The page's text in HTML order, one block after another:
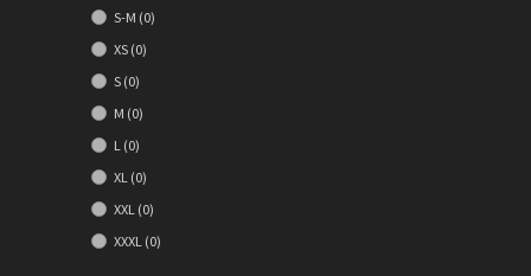
S-M (0)
XS (0)
S (0)
M (0)
L (0)
XL (0)
XXL (0)
XXXL (0)